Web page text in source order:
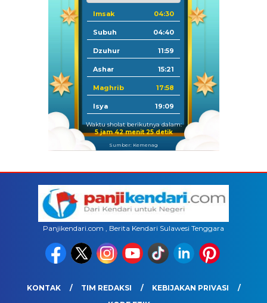
Imsak 04:30
Subuh 04:40
Dzuhur 11:59
Ashar 15:21
Maghrib 17:58
Isya 19:09
Waktu sholat berikutnya dalam:
5 jam 42 menit 25 detik
Sumber: Kemenag
Panjikendari.com , Berita Kendari Sulawesi Tenggara
KONTAK TIM REDAKSI
KEBIJAKAN PRIVASI